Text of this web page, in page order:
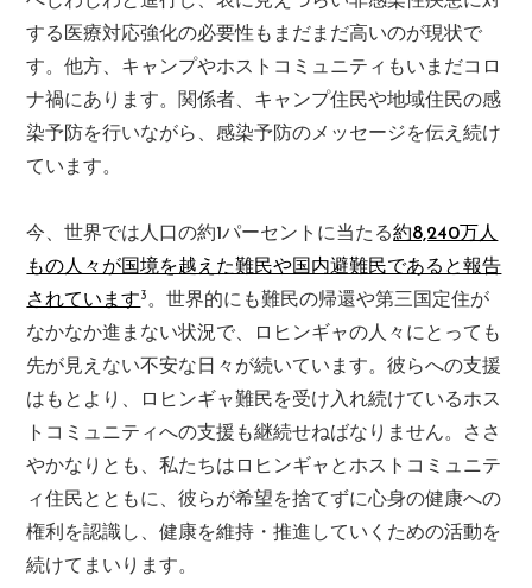
する医療対応強化の必要性もまだまだ高いのが現状で
す。他方、キャンプやホストコミュニティもいまだコロ
ナ禍にあります。関係者、キャンプ住民や地域住民の感
染予防を行いながら、感染予防のメッセージを伝え続け
ています。
今、世界では人口の約1パーセントに当たる約8,240万人
もの人々が国境を越えた難民や国内避難民であると報告
されています3。世界的にも難民の帰還や第三国定住が
なかなか進まない状況で、ロヒンギャの人々にとっても
先が見えない不安な日々が続いています。彼らへの支援
はもとより、ロヒンギャ難民を受け入れ続けているホス
トコミュニティへの支援も継続せねばなりません。ささ
やかなりとも、私たちはロヒンギャとホストコミュニテ
ィ住民とともに、彼らが希望を捨てずに心身の健康への
権利を認識し、健康を維持・推進していくための活動を
続けてまいります。